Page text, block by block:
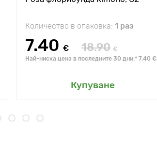
Количество в опаковка: 1 раз
7.40 € 18.90 €
Най-ниска цена в последните 30 дни:* 7.40 €
Купуване